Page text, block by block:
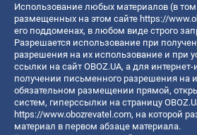
Использование любых материалов (в
размещенных на этом сайте https://
его поддоменах, в любом виде строго
Разрешается использование при
разрешения на их использование и при
ссылки на сайт OBOZ.UA, а для
получении письменного разрешения на
обязательном размещении прямой,
систем, гиперссылки на страницу
https://www.obozrevatel.com, на которой
материал в первом абзаце материала.